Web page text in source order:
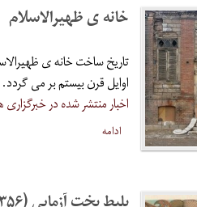
خانه ی ظهیرالاسلام
تاریخ ساخت خانه ی
اوایل قرن بیستم بر می گردد.
اخبار منتشر شده در خبرگزاری
ادامه